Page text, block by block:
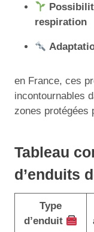
respiration
en France, ces
incontournables
zones protégées
Tableau
d’enduits
Type
d’enduit